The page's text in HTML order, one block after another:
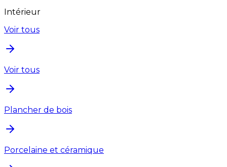
Intérieur
Voir tous
Voir tous
Plancher de bois
Porcelaine et céramique